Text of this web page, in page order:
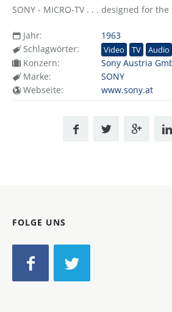
SONY - MICRO-TV . . . designed for
Jahr:
1963
Schlagwörter:
Video TV Audio
Konzern:
Sony Austria
Marke:
SONY
Webseite:
www.sony.at
FOLGE UNS